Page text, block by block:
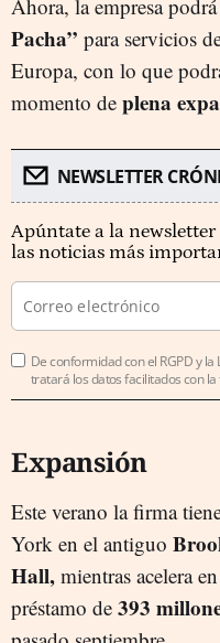
Ahora, la empresa
Pacha” para servicios
Europa, con lo que
momento de plena
NEWSLETTER
Apúntate a la
las noticias más
De conformidad con el RGPD y la
tratará los datos facilitados con
Expansión
Este verano la firma
York en el antiguo
Hall, mientras acelera
préstamo de 393